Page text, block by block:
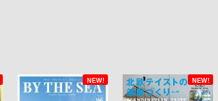
NEW! NEW!